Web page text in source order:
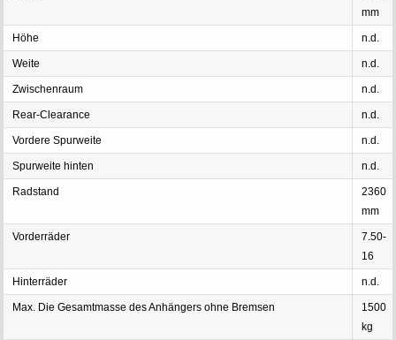
mm
Höhe n.d.
Weite n.d.
Zwischenraum n.d.
Rear-Clearance n.d.
Vordere Spurweite n.d.
Spurweite hinten n.d.
Radstand
2360
mm
Vorderräder
7.50-
16
Hinterräder n.d.
Max. Die Gesamtmasse des Anhängers ohne Bremsen
1500
kg